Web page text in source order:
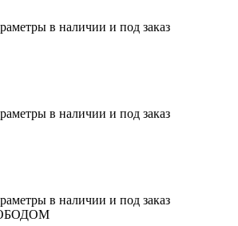
в наличии и под заказ
в наличии и под заказ
в наличии и под заказ